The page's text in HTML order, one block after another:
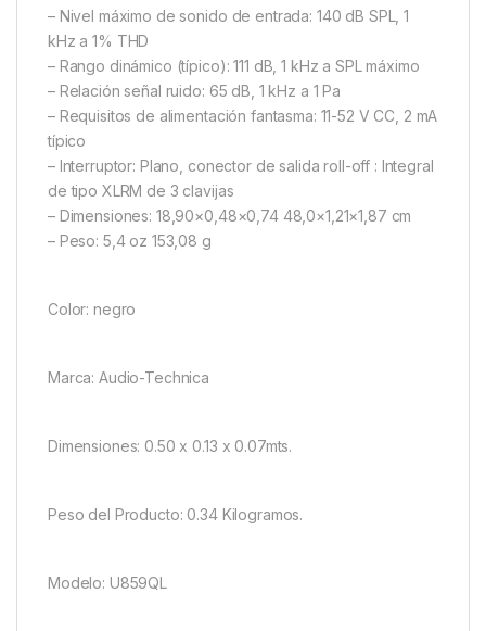
– Nivel máximo de sonido de entrada: 140 dB SPL, 1
kHz a 1% THD
– Rango dinámico (típico): 111 dB, 1 kHz a SPL máximo
– Relación señal ruido: 65 dB, 1 kHz a 1 Pa
– Requisitos de alimentación fantasma: 11-52 V CC, 2 mA
típico
– Interruptor: Plano, conector de salida roll-off : Integral
de tipo XLRM de 3 clavijas
– Dimensiones: 18,90×0,48×0,74 48,0×1,21×1,87 cm
– Peso: 5,4 oz 153,08 g
Color: negro
Marca: Audio-Technica
Dimensiones: 0.50 x 0.13 x 0.07mts.
Peso del Producto: 0.34 Kilogramos.
Modelo: U859QL